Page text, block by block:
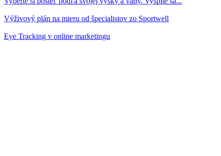
Výživový plán na mieru od špecialistov zo Sportwell
Eye Tracking v online marketingu